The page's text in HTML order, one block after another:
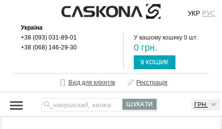
Україна
+38 (093) 031-89-01
+38 (068) 146-29-30
У вашому кошику 0 шт.
0 грн.
В КОШИК
Вхід для клієнтів Реєстрація
ГРН.
УКР РУС